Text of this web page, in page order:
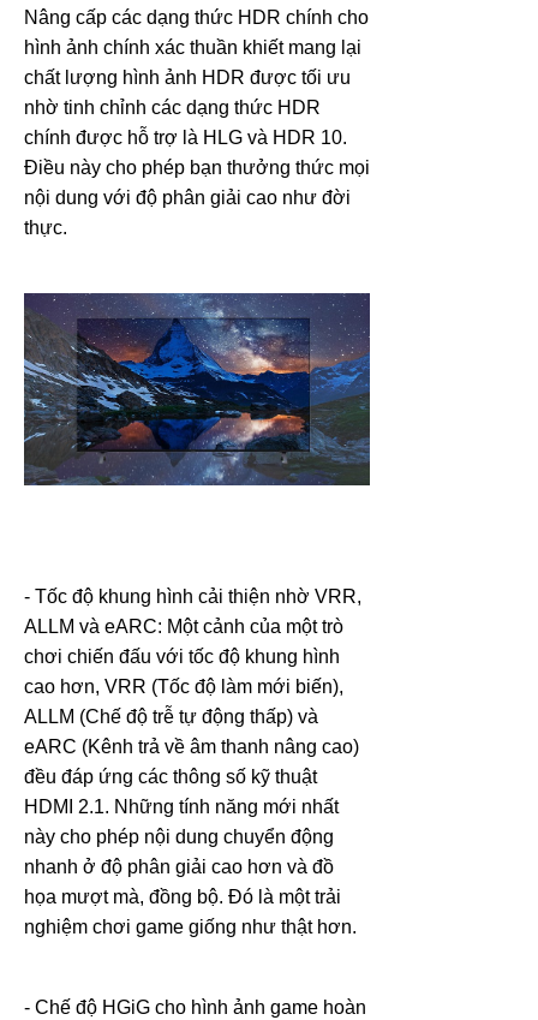
Nâng cấp các dạng thức HDR chính cho
hình ảnh chính xác thuần khiết mang lại
chất lượng hình ảnh HDR được tối ưu
nhờ tinh chỉnh các dạng thức HDR
chính được hỗ trợ là HLG và HDR 10.
Điều này cho phép bạn thưởng thức mọi
nội dung với độ phân giải cao như đời
thực.
- Tốc độ khung hình cải thiện nhờ VRR,
ALLM và eARC: Một cảnh của một trò
chơi chiến đấu với tốc độ khung hình
cao hơn, VRR (Tốc độ làm mới biến),
ALLM (Chế độ trễ tự động thấp) và
eARC (Kênh trả về âm thanh nâng cao)
đều đáp ứng các thông số kỹ thuật
HDMI 2.1. Những tính năng mới nhất
này cho phép nội dung chuyển động
nhanh ở độ phân giải cao hơn và đồ
họa mượt mà, đồng bộ. Đó là một trải
nghiệm chơi game giống như thật hơn.
- Chế độ HGiG cho hình ảnh game hoàn